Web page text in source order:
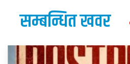
सम्बन्धित खवर